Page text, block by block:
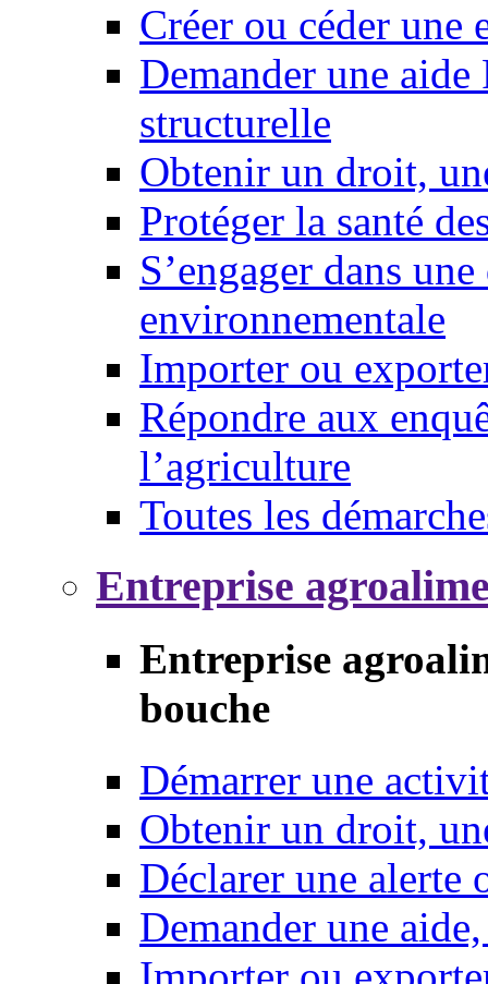
Créer ou céder une
Demander une
structurelle
Obtenir un droit,
Protéger la santé
S’engager dans
environnementale
Importer ou
Répondre aux
l’agriculture
Toutes les
Entreprise
Entreprise
bouche
Démarrer une
Obtenir un droit,
Déclarer une alerte
Demander une